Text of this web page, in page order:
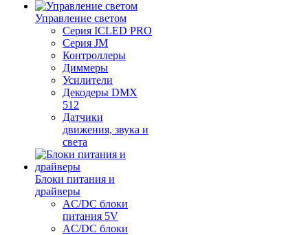
Управление светом
Серия ICLED PRO
Серия JM
Контроллеры
Диммеры
Усилители
Декодеры DMX
512
Датчики
движения, звука и
света
Блоки питания и
драйверы
AC/DC блоки
питания 5V
AC/DC блоки